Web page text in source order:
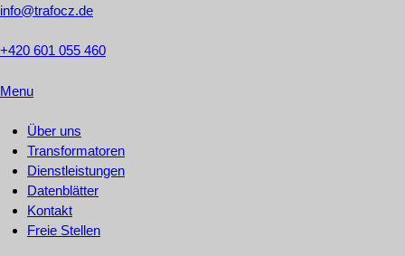
info@trafocz.de
+420 601 055 460
Menu
Über uns
Transformatoren
Dienstleistungen
Datenblätter
Kontakt
Freie Stellen